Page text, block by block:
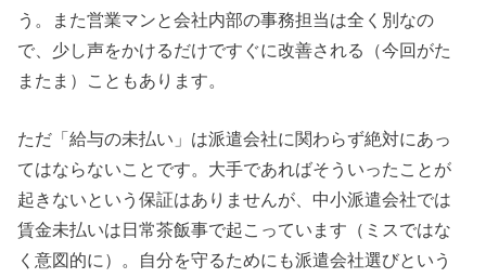
う。また営業マンと会社内部の事務担当は全く別なの
で、少し声をかけるだけですぐに改善される（今回がた
またま）こともあります。
ただ「給与の未払い」は派遣会社に関わらず絶対にあっ
てはならないことです。大手であればそういったことが
起きないという保証はありませんが、中小派遣会社では
賃金未払いは日常茶飯事で起こっています（ミスではな
く意図的に）。自分を守るためにも派遣会社選びという